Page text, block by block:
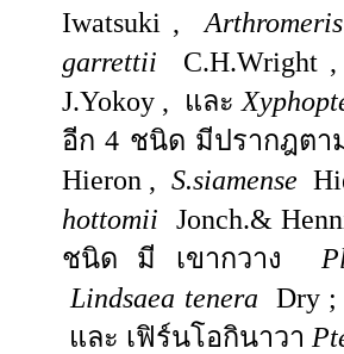
Iwatsuki ,
garrettii C.H.Wright
J.Yokoy ,
และ
อีก 4 ชนิด มีปรากฎต
Hieron ,S.siamense
hottomii
Jonch.&
ชนิด มี เขากวาง
Lindsaea tenera Dry ;
และ เฟิร์นโอกินาวา